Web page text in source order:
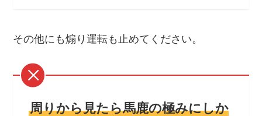
その他にも煽り運転も止めてください。
周りから見たら馬鹿の極みにしか